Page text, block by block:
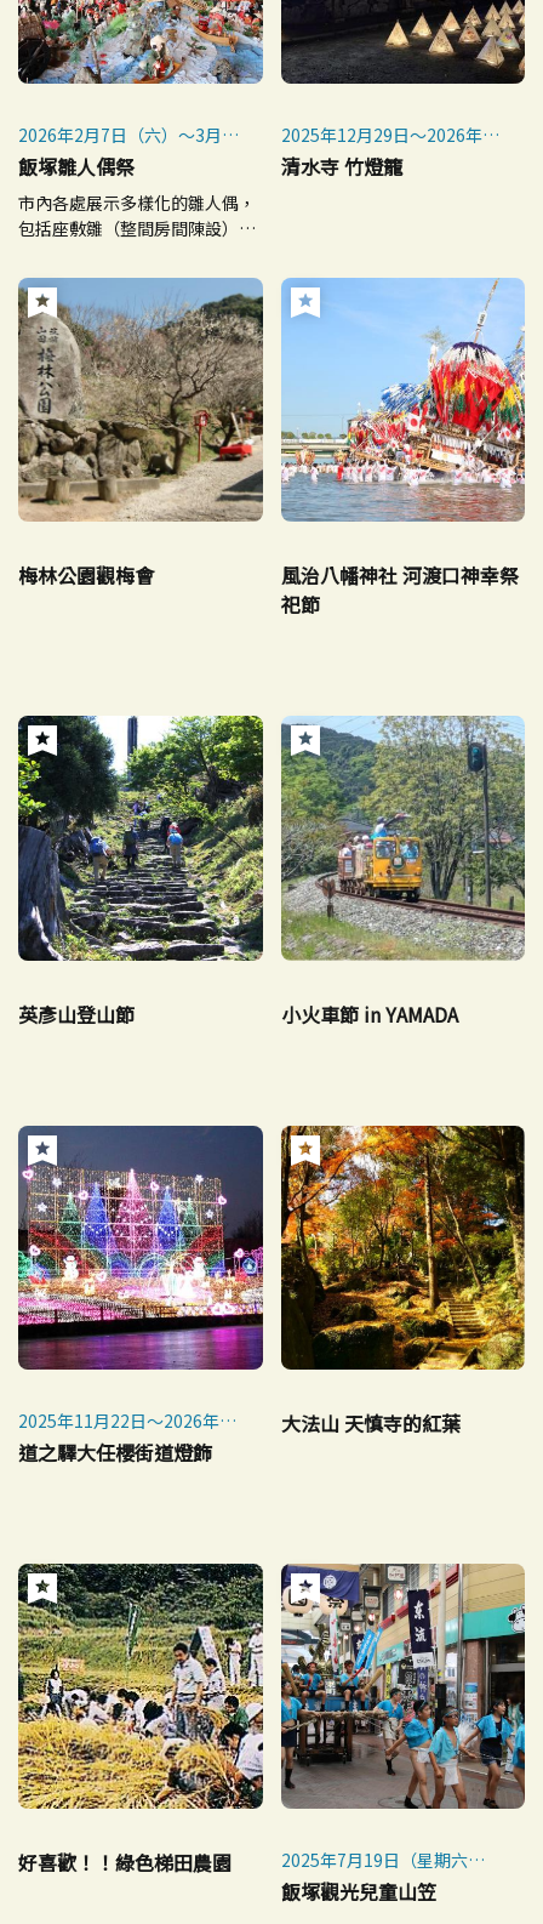
2026年2月7日（六）～3月22
日（日）
※各會場日期不同，詳情請參
閱飯塚市官網。
飯塚雛人偶祭
市內各處展示多樣化的雛人偶，
包括座敷雛（整間房間陳設）與
2025年12月29日～2026年1
月2日
清水寺 竹燈籠
梅林公園觀梅會
風治八幡神社 河渡口神幸祭
祀節
英彥山登山節 小火車節 in YAMADA
2025年11月22日～2026年2
月1日
道之驛大任櫻街道燈飾
大法山 天慎寺的紅葉
好喜歡！！綠色梯田農園
2025年7月19日（星期六）
迷你山笠:14:40開始
兒童山笠:15:00開始
飯塚觀光兒童山笠